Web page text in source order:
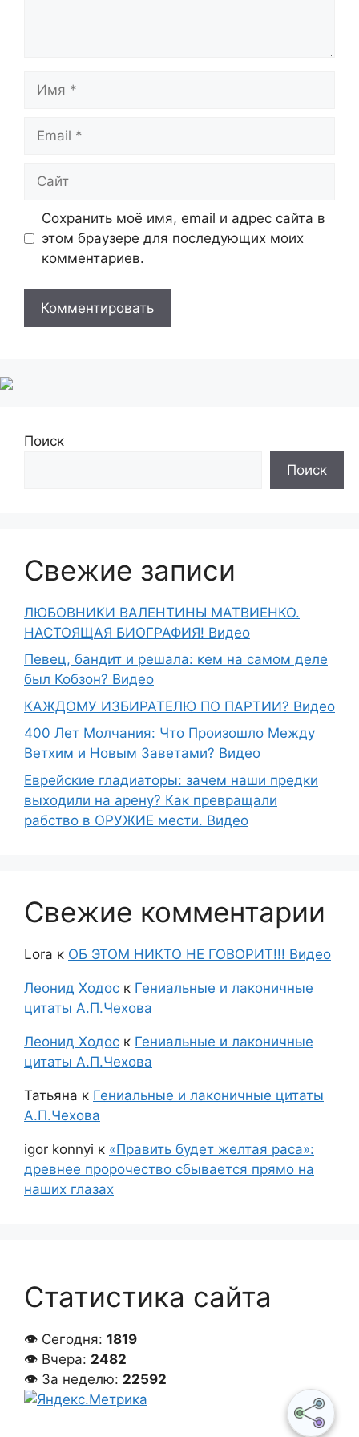
Имя
Email
Сайт
Сохранить моё имя, email и адрес сайта в
этом браузере для последующих моих
комментариев.
Поиск
Поиск
Свежие записи
ЛЮБОВНИКИ ВАЛЕНТИНЫ МАТВИЕНКО.
НАСТОЯЩАЯ БИОГРАФИЯ! Видео
Певец, бандит и решала: кем на самом деле
был Кобзон? Видео
КАЖДОМУ ИЗБИРАТЕЛЮ ПО ПАРТИИ? Видео
400 Лет Молчания: Что Произошло Между
Ветхим и Новым Заветами? Видео
Еврейские гладиаторы: зачем наши предки
выходили на арену? Как превращали
рабство в ОРУЖИЕ мести. Видео
Свежие комментарии
Lora к ОБ ЭТОМ НИКТО НЕ ГОВОРИТ!!! Видео
Леонид Ходос к Гениальные и лаконичные
цитаты А.П.Чехова
Леонид Ходос к Гениальные и лаконичные
цитаты А.П.Чехова
Татьяна к Гениальные и лаконичные цитаты
А.П.Чехова
igor konnyi к «Править будет желтая раса»:
древнее пророчество сбывается прямо на
наших глазах
Статистика сайта
👁 Сегодня: 1819
👁 Вчера: 2482
👁 За неделю: 22592